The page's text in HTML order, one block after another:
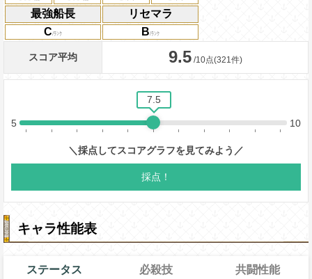
最強船長
リセマラ
C
B
キャラ性能表
ステータス 必殺技 共闘性能